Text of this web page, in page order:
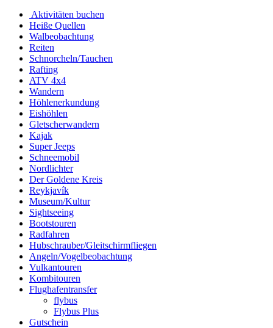
Aktivitäten buchen
Heiße Quellen
Walbeobachtung
Reiten
Schnorcheln/Tauchen
Rafting
ATV 4x4
Wandern
Höhlenerkundung
Eishöhlen
Gletscherwandern
Kajak
Super Jeeps
Schneemobil
Nordlichter
Der Goldene Kreis
Reykjavík
Museum/Kultur
Sightseeing
Bootstouren
Radfahren
Hubschrauber/Gleitschirmfliegen
Angeln/Vogelbeobachtung
Vulkantouren
Kombitouren
Flughafentransfer
flybus
Flybus Plus
Gutschein